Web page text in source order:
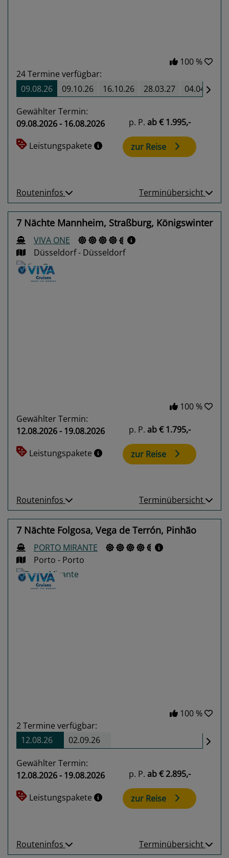
100 %
24Termine verfügbar:
09.08.26
09.10.26 16.10.26 28.03.27 04.04.27
Gewählter Termin:
09.08.2026 - 16.08.2026
Leistungspakete
p. P. ab€ 1.995,-
zur Reise
Routeninfos Terminübersicht
7 Nächte Mannheim, Straßburg, Königswinter
VIVA ONE
Düsseldorf - Düsseldorf
100 %
Gewählter Termin:
12.08.2026 - 19.08.2026
Leistungspakete
p. P. ab€ 1.795,-
zur Reise
Routeninfos Terminübersicht
7 Nächte Folgosa, Vega de Terrón, Pinhão
PORTO MIRANTE
Porto - Porto
100 %
2Termine verfügbar:
12.08.26
02.09.26
Gewählter Termin:
12.08.2026 - 19.08.2026
Leistungspakete
p. P. ab€ 2.895,-
zur Reise
Routeninfos Terminübersicht